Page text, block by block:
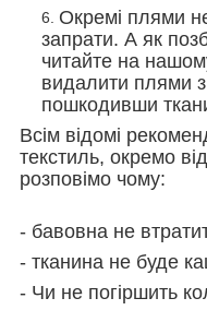
Окремі плями
запрати. А як
читайте на
видалити плями з
пошкодивши
Всім відомі
текстиль, окремо
розповімо чому:
- бавовна не
- тканина не буде
- Чи не погіршить